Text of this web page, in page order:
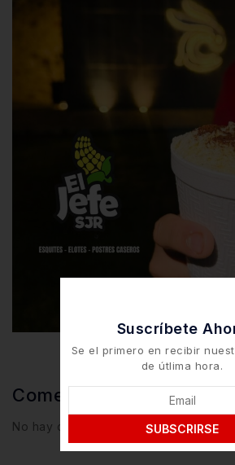
Comentarios Recientes
No hay comentarios que mostrar.
Suscríbete
Se el primero en recibir
de útlima hora.
SUBSCRIRSE